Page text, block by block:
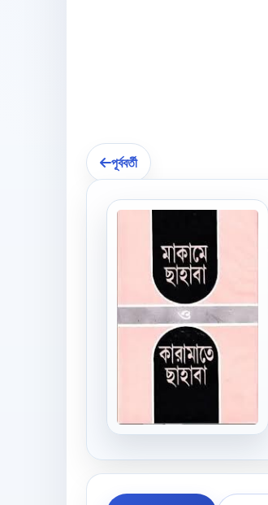
পূর্ববর্তী